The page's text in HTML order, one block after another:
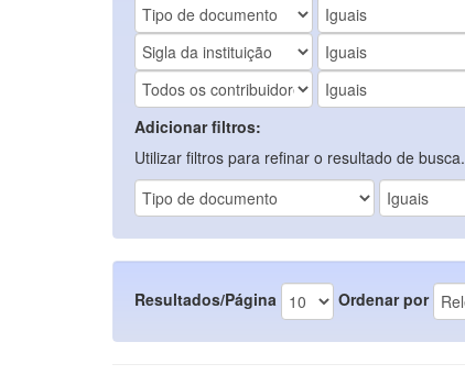
Adicionar filtros:
Utilizar filtros para refinar o resultado de busca.
Resultados/Página Ordenar por